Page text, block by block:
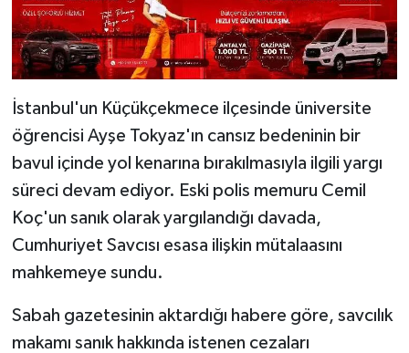
İstanbul'un Küçükçekmece ilçesinde üniversite
öğrencisi Ayşe Tokyaz'ın cansız bedeninin bir
bavul içinde yol kenarına bırakılmasıyla ilgili yargı
süreci devam ediyor. Eski polis memuru Cemil
Koç'un sanık olarak yargılandığı davada,
Cumhuriyet Savcısı esasa ilişkin mütalaasını
mahkemeye sundu.
Sabah gazetesinin aktardığı habere göre, savcılık
makamı sanık hakkında istenen cezaları